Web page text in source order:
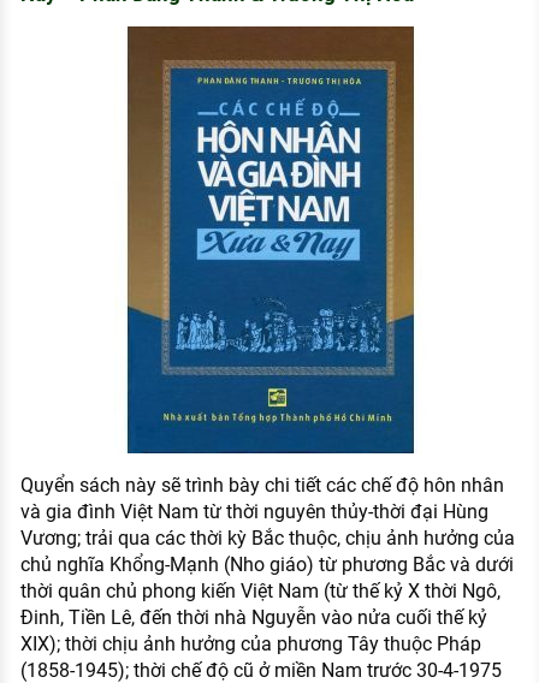
Quyển sách này sẽ trình bày chi tiết các chế độ hôn nhân
và gia đình Việt Nam từ thời nguyên thủy-thời đại Hùng
Vương; trải qua các thời kỳ Bắc thuộc, chịu ảnh hưởng của
chủ nghĩa Khổng-Mạnh (Nho giáo) từ phương Bắc và dưới
thời quân chủ phong kiến Việt Nam (từ thế kỷ X thời Ngô,
Đinh, Tiền Lê, đến thời nhà Nguyễn vào nửa cuối thế kỷ
XIX); thời chịu ảnh hưởng của phương Tây thuộc Pháp
(1858-1945); thời chế độ cũ ở miền Nam trước 30-4-1975